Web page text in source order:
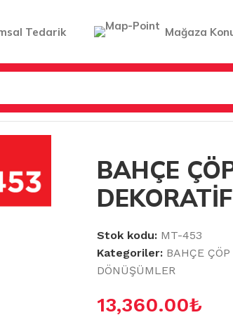
Tedarik Mağaza
KOVALARI/BAHÇE ÇÖP KOVASI
BAHÇE
Stok kodu: MT-453
Kategoriler: BAHÇE
DÖNÜŞÜMLER
13,360.00₺